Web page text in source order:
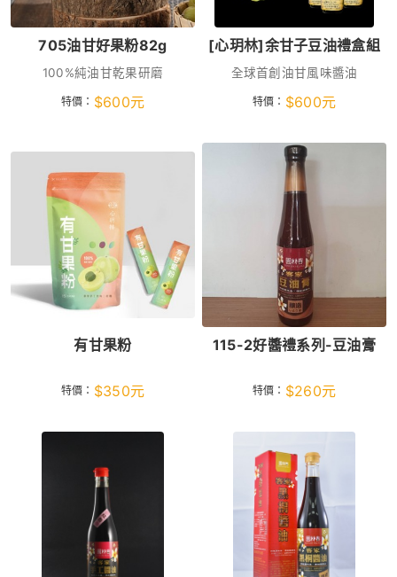
705油甘好果粉82g
100%純油甘乾果研磨
特價： $600元
[心玥林]余甘子豆油禮盒組
全球首創油甘風味醬油
特價： $600元
有甘果粉
特價： $350元
115-2好醬禮系列-豆油膏
特價： $260元